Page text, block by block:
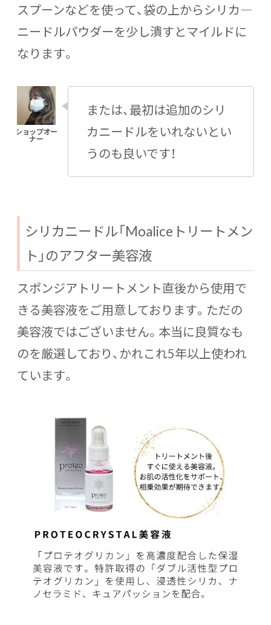
スプーンなどを使って、袋の上からシリカ―
ニードルパウダーを少し潰すとマイルドに
なります。
または、最初は追加のシリ
カニードルをいれないとい
うのも良いです！
シリカニードル「Moaliceトリートメン
ト」のアフター美容液
スポンジアトリートメント直後から使用で
きる美容液をご用意しております。ただの
美容液ではございません。本当に良質なも
のを厳選しており、かれこれ5年以上使われ
ています。